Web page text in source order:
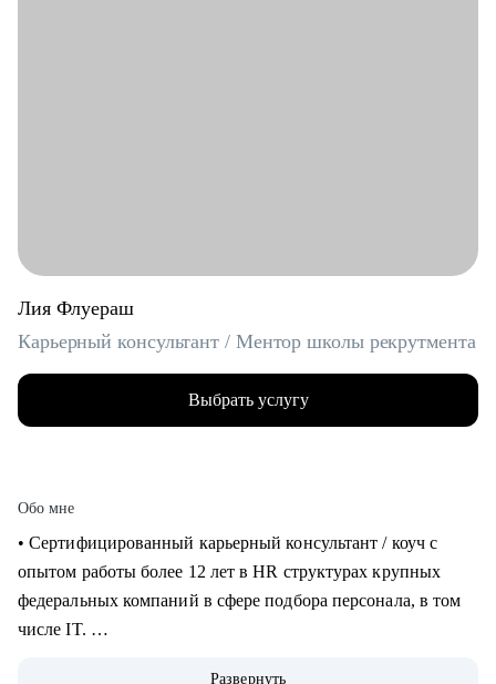
Лия Флуераш
Карьерный консультант / Ментор школы рекрутмента
Выбрать услугу
Обо мне
• Сертифицированный карьерный консультант / коуч с
опытом работы более 12 лет в HR структурах крупных
федеральных компаний в сфере подбора персонала, в том
числе IT.
Развернуть